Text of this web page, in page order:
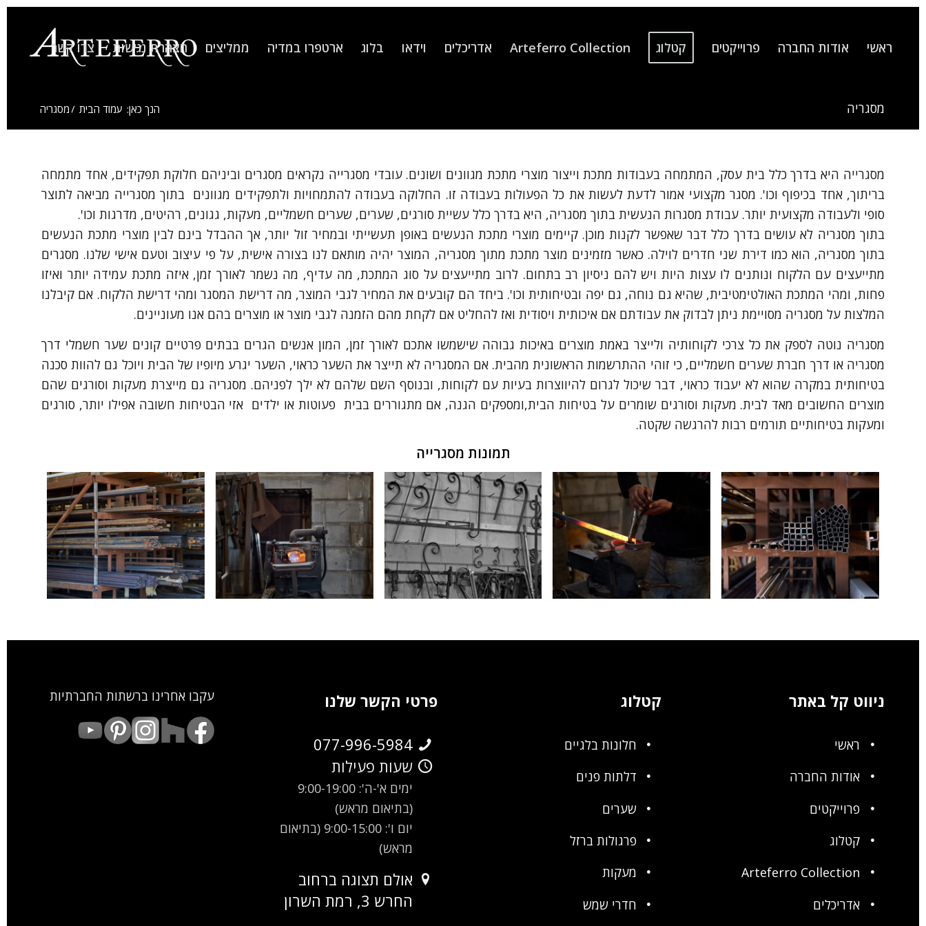
ראשי אודות החברה פרוייקטים קטלוג Arteferro Collection אדריכלים וידאו בלוג ארטפרו במדיה ממליצים הצהרת נגישות צרו קשר
מסגריה הנך כאן: עמוד הבית / מסגריה
מסגרייה היא בדרך כלל בית עסק, המתמחה בעבודות מתכת וייצור מוצרי מתכת מגוונים ושונים. עובדי מסגרייה נקראים מסגרים וביניהם חלוקת תפקידים, אחד מתמחה
בריתוך, אחד בכיפוף וכו'. מסגר מקצועי אמור לדעת לעשות את כל הפעולות בעבודה זו. החלוקה בעבודה להתמחויות ולתפקידים מגוונים בתוך מסגרייה מביאה לתוצר
סופי ולעבודה מקצועית יותר. עבודת מסגרות הנעשית בתוך מסגריה, היא בדרך כלל עשיית סורגים, שערים, שערים חשמליים, מעקות, גגונים, רהיטים, מדרגות וכו'.
בתוך מסגריה לא עושים בדרך כלל דבר שאפשר לקנות מוכן. קיימים מוצרי מתכת הנעשים באופן תעשייתי ובמחיר זול יותר, אך ההבדל בינם לבין מוצרי מתכת הנעשים
בתוך מסגריה, הוא כמו דירת שני חדרים לוילה. כאשר מזמינים מוצר מתכת מתוך מסגריה, המוצר יהיה מותאם לנו בצורה אישית, על פי עיצוב וטעם אישי שלנו. מסגרים
מתייעצים עם הלקוח ונותנים לו עצות היות ויש להם ניסיון רב בתחום. לרוב מתייעצים על סוג המתכת, מה עדיף, מה נשמר לאורך זמן, איזה מתכת עמידה יותר ואיזו
פחות, ומהי המתכת האולטימטיבית, שהיא גם נוחה, גם יפה ובטיחותית וכו'. ביחד הם קובעים את המחיר לגבי המוצר, מה דרישת המסגר ומהי דרישת הלקוח. אם קיבלנו
המלצות על מסגריה מסויימת ניתן לבדוק את עבודתם אם איכותית ויסודית ואז להחליט אם לקחת מהם הזמנה לגבי מוצר או מוצרים בהם אנו מעוניינים.
מסגריה נוטה לספק את כל צרכי לקוחותיה ולייצר באמת מוצרים באיכות גבוהה שישמשו אתכם לאורך זמן, המון אנשים הגרים בבתים פרטיים קונים שער חשמלי דרך
מסגריה או דרך חברת שערים חשמליים, כי זוהי ההתרשמות הראשונית מהבית. אם המסגריה לא תייצר את השער כראוי, השער יגרע מיופיו של הבית ויוכל גם להוות סכנה
בטיחותית במקרה שהוא לא יעבוד כראוי, דבר שיכול לגרום להיווצרות בעיות עם לקוחות, ובנוסף השם שלהם לא ילך לפניהם. מסגריה גם מייצרת מעקות וסורגים שהם
מוצרים החשובים מאד לבית. מעקות וסורגים שומרים על בטיחות הבית,ומספקים הגנה, אם מתגוררים בבית פעוטות או ילדים אזי הבטיחות חשובה אפילו יותר, סורגים
ומעקות בטיחותיים תורמים רבות להרגשה שקטה.
תמונות מסגרייה
ניווט קל באתר
ראשי
אודות החברה
פרוייקטים
קטלוג
Arteferro Collection
אדריכלים
קטלוג
חלונות בלגיים
דלתות פנים
שערים
פרגולות ברזל
מעקות
חדרי שמש
פרטי הקשר שלנו
077-996-5984
שעות פעילות
ימים א'-ה': 9:00-19:00
(בתיאום מראש)
יום ו': 9:00-15:00 (בתיאום
מראש)
אולם תצוגה ברחוב
החרש 3, רמת השרון
עקבו אחרינו ברשתות החברתיות